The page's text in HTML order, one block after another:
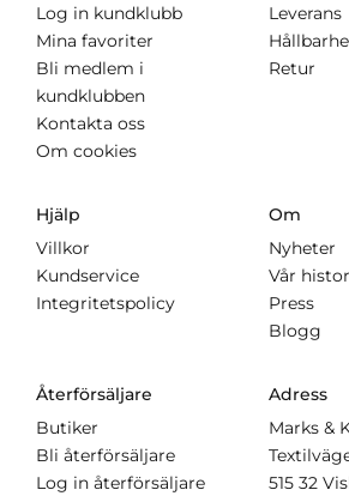
Log in kundklubb
Mina favoriter
Bli medlem i
kundklubben
Kontakta oss
Om cookies
Leverans
Retur
Hjälp
Villkor
Kundservice
Integritetspolicy
Om
Nyheter
Vår
Press
Blogg
Återförsäljare
Butiker
Bli återförsäljare
Log in återförsäljare
Adress
Marks &
515 32